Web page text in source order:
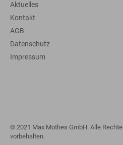
Aktuelles
Kontakt
AGB
Datenschutz
Impressum
© 2021 Max Mothes GmbH. Alle Rechte
vorbehalten.